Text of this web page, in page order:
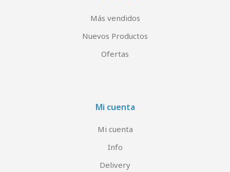
Más vendidos
Nuevos Productos
Ofertas
Mi cuenta
Mi cuenta
Info
Delivery